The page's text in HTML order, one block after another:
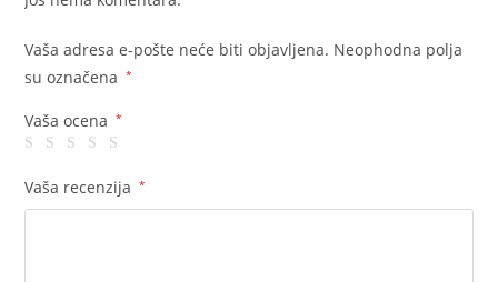
Vaša adresa e-pošte neće biti objavljena. Neophodna polja
su označena
*
Vaša ocena *
Vaša recenzija *